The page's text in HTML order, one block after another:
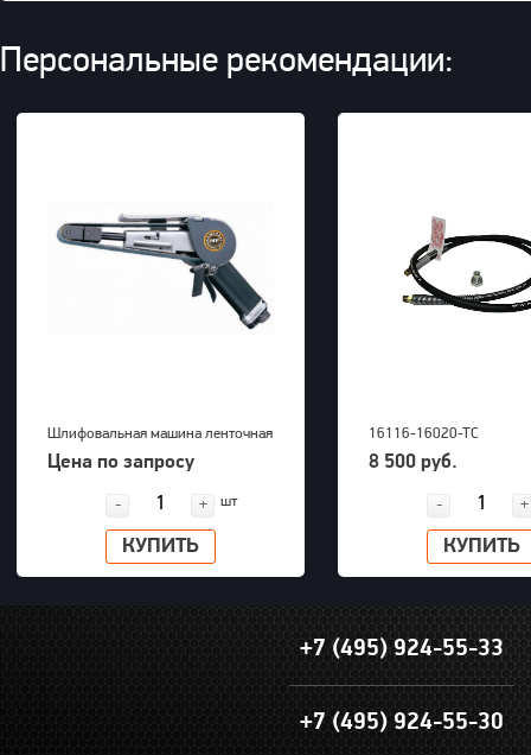
Персональные рекомендации:
Шлифовальная машина ленточная
KAWASAKI KPT-520
Цена по запросу
- + шт
КУПИТЬ
16116-16020-TC
ГИДРАВЛИЧЕСКИЕ
8 500 руб.
- +
КУПИТЬ
+7 (495) 924-55-33
+7 (495) 924-55-30